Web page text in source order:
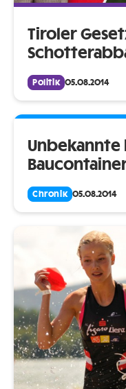
Tiroler
Politik 05.08.2014
Unbekannte
Chronik 05.08.2014